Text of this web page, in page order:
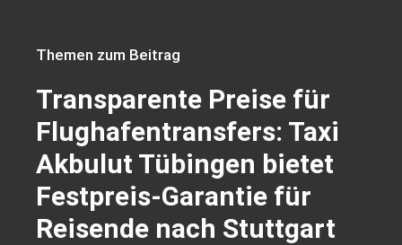
Themen zum Beitrag
Transparente Preise für
Flughafentransfers: Taxi
Akbulut Tübingen bietet
Festpreis-Garantie für
Reisende nach Stuttgart